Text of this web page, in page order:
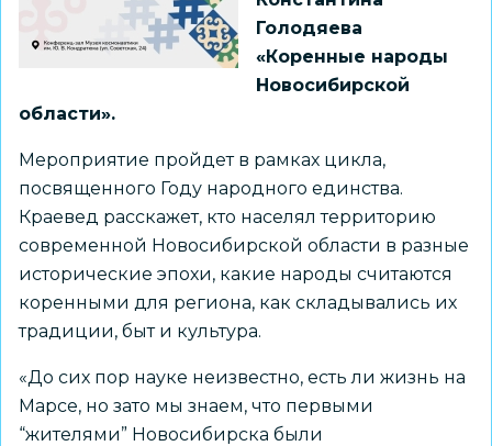
Голодяева
«Коренные народы
Новосибирской
области».
Мероприятие пройдет в рамках цикла,
посвященного Году народного единства.
Краевед расскажет, кто населял территорию
современной Новосибирской области в разные
исторические эпохи, какие народы считаются
коренными для региона, как складывались их
традиции, быт и культура.
«До сих пор науке неизвестно, есть ли жизнь на
Марсе, но зато мы знаем, что первыми
“жителями” Новосибирска были